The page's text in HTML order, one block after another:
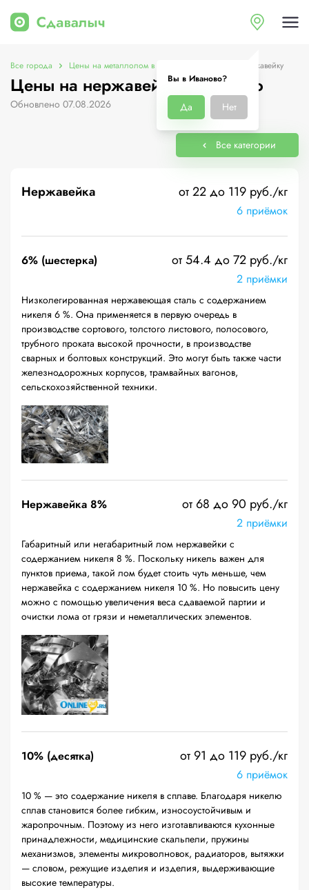
Вы в Иваново?
Да Нет
Все города Цены на металлолом в Иваново Цены на нержавейку
Цены на нержавейку в Иваново
Обновлено 07.08.2026
Все категории
Нержавейка от 22 до 119 руб./кг
6 приёмок
6% (шестерка) от 54.4 до 72 руб./кг
2 приёмки
Низколегированная нержавеющая сталь с содержанием
никеля 6 %. Она применяется в первую очередь в
производстве сортового, толстого листового, полосового,
трубного проката высокой прочности, в производстве
сварных и болтовых конструкций. Это могут быть также части
железнодорожных корпусов, трамвайных вагонов,
сельскохозяйственной техники.
Нержавейка 8% от 68 до 90 руб./кг
2 приёмки
Габаритный или негабаритный лом нержавейки с
содержанием никеля 8 %. Поскольку никель важен для
пунктов приема, такой лом будет стоить чуть меньше, чем
нержавейка с содержанием никеля 10 %. Но повысить цену
можно с помощью увеличения веса сдаваемой партии и
очистки лома от грязи и неметаллических элементов.
10% (десятка) от 91 до 119 руб./кг
6 приёмок
10 % — это содержание никеля в сплаве. Благодаря никелю
сплав становится более гибким, износоустойчивым и
жаропрочным. Поэтому из него изготавливаются кухонные
принадлежности, медицинские скальпели, пружины
механизмов, элементы микроволновок, радиаторов, вытяжки
— словом, режущие изделия и изделия, выдерживающие
высокие температуры.